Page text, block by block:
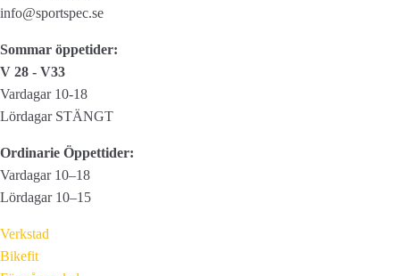
Svart
mängd
info@sportspec.se
Sommar öppetider:
V 28 - V33
Vardagar 10-18
Lördagar STÄNGT
Ordinarie Öppettider:
Vardagar 10–18
Lördagar 10–15
Verkstad
Bikefit